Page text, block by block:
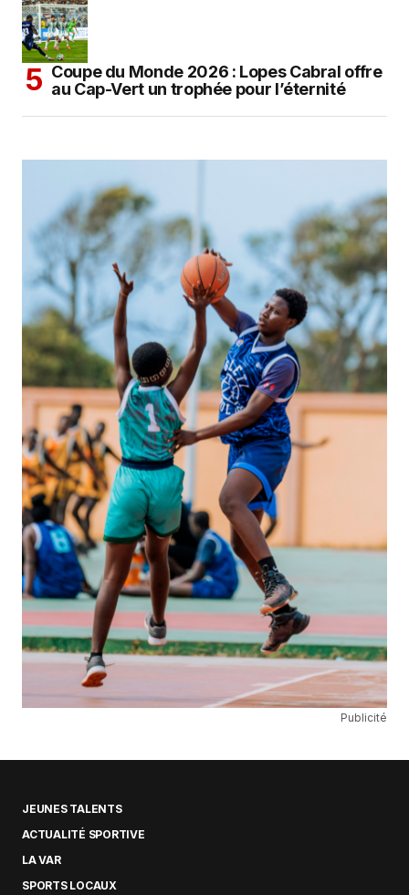
Coupe du Monde 2026 : Lopes Cabral offre
au Cap-Vert un trophée pour l’éternité
Publicité
JEUNES TALENTS
ACTUALITÉ SPORTIVE
LA VAR
SPORTS LOCAUX